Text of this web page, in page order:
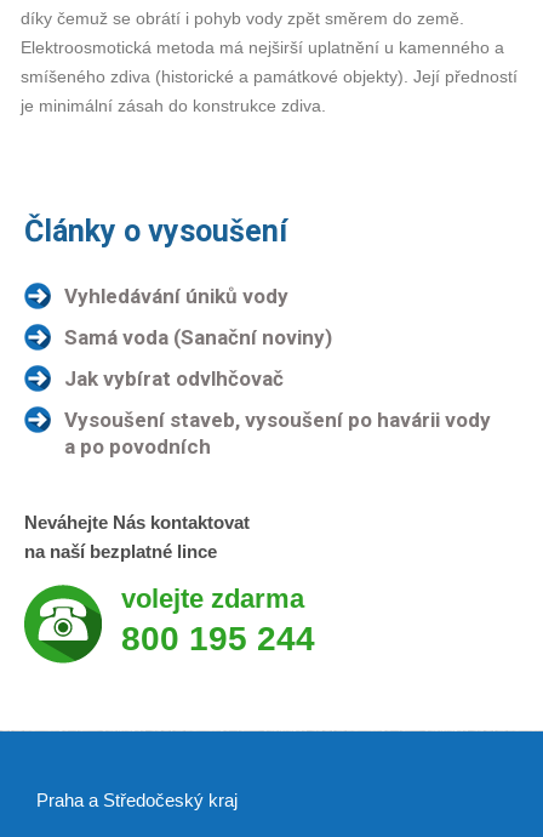
díky čemuž se obrátí i pohyb vody zpět směrem do země.
Elektroosmotická metoda má nejširší uplatnění u kamenného a
smíšeného zdiva (historické a památkové objekty). Její předností
je minimální zásah do konstrukce zdiva.
Články o vysoušení
Vyhledávání úniků vody
Samá voda (Sanační noviny)
Jak vybírat odvlhčovač
Vysoušení staveb, vysoušení po havárii vody
a po povodních
Neváhejte Nás kontaktovat
na naší bezplatné lince
volejte zdarma
800 195 244
Praha a Středočeský kraj